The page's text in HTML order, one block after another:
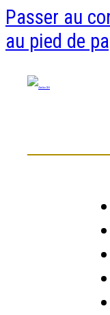
Passer au
au pied de